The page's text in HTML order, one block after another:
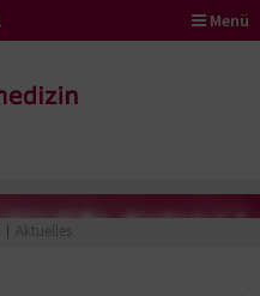
Menü
Aktuelles